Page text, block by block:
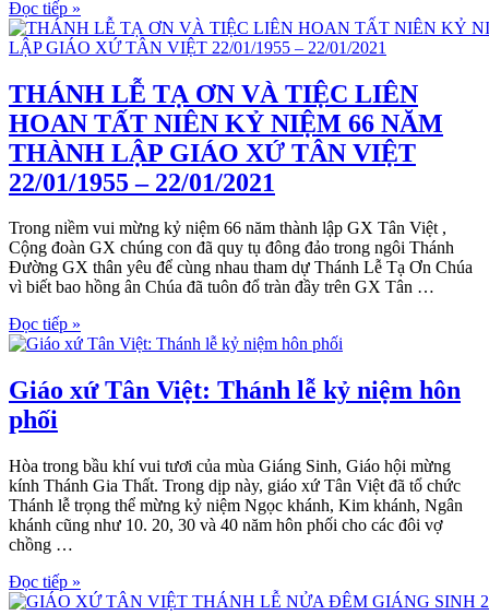
Đọc tiếp »
THÁNH LỄ TẠ ƠN VÀ TIỆC LIÊN
HOAN TẤT NIÊN KỶ NIỆM 66 NĂM
THÀNH LẬP GIÁO XỨ TÂN VIỆT
22/01/1955 – 22/01/2021
Trong niềm vui mừng kỷ niệm 66 năm thành lập GX Tân Việt ,
Cộng đoàn GX chúng con đã quy tụ đông đảo trong ngôi Thánh
Đường GX thân yêu để cùng nhau tham dự Thánh Lễ Tạ Ơn Chúa
vì biết bao hồng ân Chúa đã tuôn đổ tràn đầy trên GX Tân …
Đọc tiếp »
Giáo xứ Tân Việt: Thánh lễ kỷ niệm hôn
phối
Hòa trong bầu khí vui tươi của mùa Giáng Sinh, Giáo hội mừng
kính Thánh Gia Thất. Trong dịp này, giáo xứ Tân Việt đã tổ chức
Thánh lễ trọng thể mừng kỷ niệm Ngọc khánh, Kim khánh, Ngân
khánh cũng như 10. 20, 30 và 40 năm hôn phối cho các đôi vợ
chồng …
Đọc tiếp »